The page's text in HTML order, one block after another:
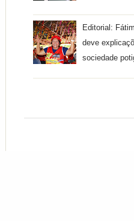
Editorial:
deve
sociedade